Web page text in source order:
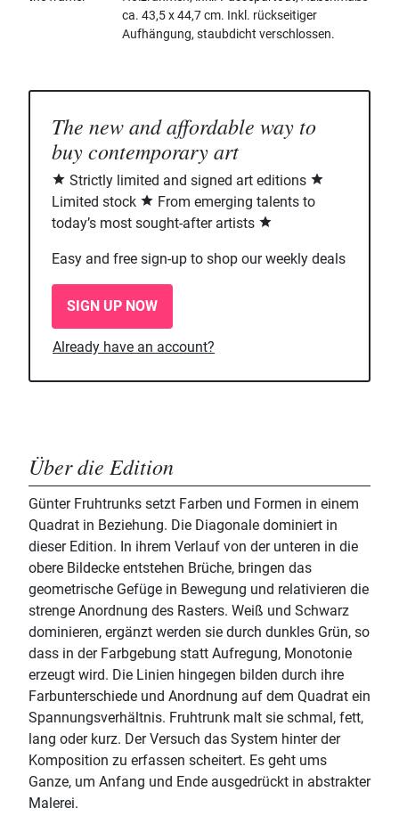
ca. 43,5 x 44,7 cm. Inkl. rückseitiger
Aufhängung, staubdicht verschlossen.
The new and affordable way to
buy contemporary art
Strictly limited and signed art editions
Limited stock
From emerging talents to
today’s most sought-after artists
Easy and free sign-up to shop our weekly deals
SIGN UP NOW
Already have an account?
Über die Edition
Günter Fruhtrunks setzt Farben und Formen in einem
Quadrat in Beziehung. Die Diagonale dominiert in
dieser Edition. In ihrem Verlauf von der unteren in die
obere Bildecke entstehen Brüche, bringen das
geometrische Gefüge in Bewegung und relativieren die
strenge Anordnung des Rasters. Weiß und Schwarz
dominieren, ergänzt werden sie durch dunkles Grün, so
dass in der Farbgebung statt Aufregung, Monotonie
erzeugt wird. Die Linien hingegen bilden durch ihre
Farbunterschiede und Anordnung auf dem Quadrat ein
Spannungsverhältnis. Fruhtrunk malt sie schmal, fett,
lang oder kurz. Der Versuch das System hinter der
Komposition zu erfassen scheitert. Es geht ums
Ganze, um Anfang und Ende ausgedrückt in abstrakter
Malerei.